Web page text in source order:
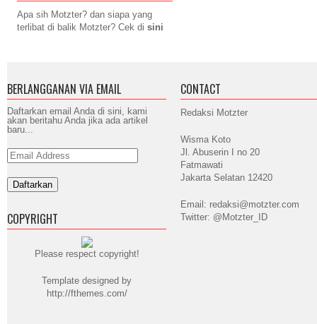
Apa sih Motzter? dan siapa yang
terlibat di balik Motzter? Cek di sini
BERLANGGANAN VIA EMAIL
Daftarkan email Anda di sini, kami
akan beritahu Anda jika ada artikel
baru...
Email
Address
COPYRIGHT
Please respect copyright!
Template designed by
http://fthemes.com/
CONTACT
Redaksi Motzter
Wisma Koto
Jl. Abuserin I no 20
Fatmawati
Jakarta Selatan 12420
Email: redaksi@motzter.com
Twitter: @Motzter_ID